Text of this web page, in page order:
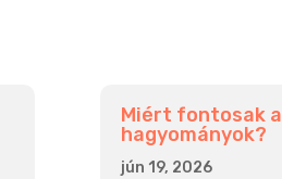
Miért fontosak a
hagyományok?
jún 19, 2026